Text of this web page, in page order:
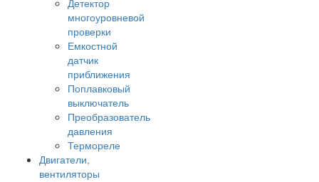
Детектор
многоуровневой
проверки
Емкостной
датчик
приближения
Поплавковый
выключатель
Преобразователь
давления
Термореле
Двигатели,
вентиляторы